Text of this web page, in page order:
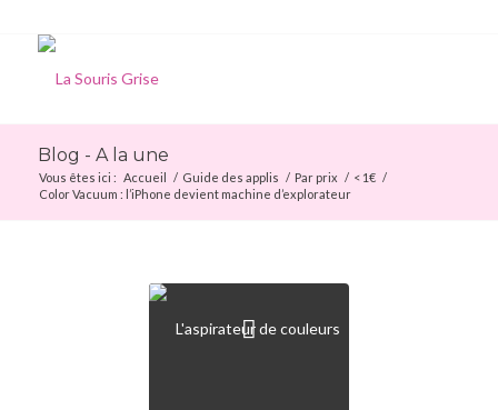
Blog - A la une
Vous êtes ici : Accueil / Guide des applis / Par prix / < 1€ /
Color Vacuum : l’iPhone devient machine d’explorateur